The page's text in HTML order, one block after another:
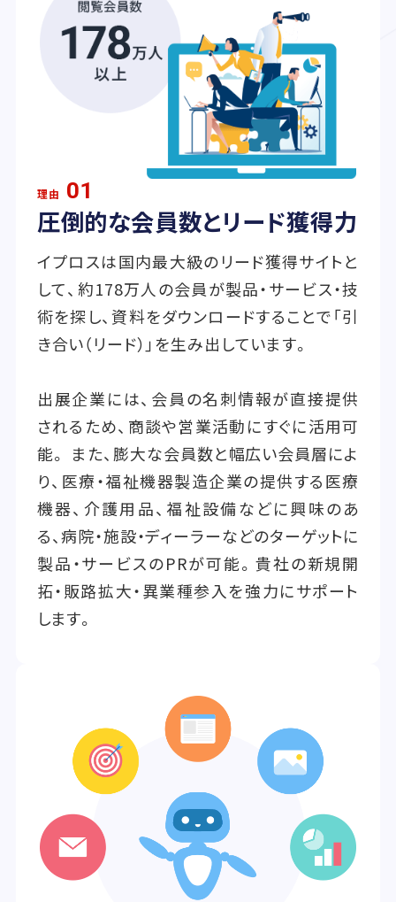
理由 01
圧倒的な会員数とリード獲得力
イプロスは国内最大級のリード獲得サイトと
して、約178万人の会員が製品・サービス・技
術を探し、資料をダウンロードすることで「引
き合い（リード）」を生み出しています。
出展企業には、会員の名刺情報が直接提供
されるため、商談や営業活動にすぐに活用可
能。 また、膨大な会員数と幅広い会員層によ
り、医療・福祉機器製造企業の提供する医療
機器、介護用品、福祉設備などに興味のあ
る、病院・施設・ディーラーなどのターゲットに
製品・サービスのPRが可能。貴社の新規開
拓・販路拡大・異業種参入を強力にサポート
します。